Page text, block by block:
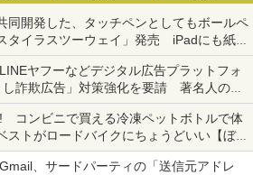
同開発した、タッチペンとしてもボールペ
タイラスツーウェイ」発売 iPadにも紙に
込める
ヤフーなどデジタル広告プラットフォ
し詐欺広告」対策強化を要請 著名人の写
詐欺などへの対策として
コンビニで買える冷凍ペットボトルで体
ストがロードバイクにちょうどいい【ぼっ
14】【空いた時間でなにしてる？】
、サードパーティの「送信元アドレ